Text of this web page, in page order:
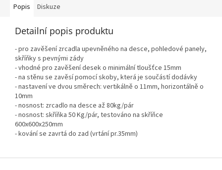
Popis Diskuze
Detailní popis produktu
- pro zavěšení zrcadla upevněného na desce, pohledové panely,
skříňky s pevnými zády
- vhodné pro zavěšení desek o minimální tloušťce 15mm
- na stěnu se zavěsí pomocí skoby, která je součástí dodávky
- nastavení ve dvou směrech: vertikálně o 11mm, horizontálně o
10mm
- nosnost: zrcadlo na desce až 80kg/pár
- nosnost: skříňka 50 Kg/pár, testováno na skříňce
600x600x250mm
- kování se zavrtá do zad (vrtání pr.35mm)
Z